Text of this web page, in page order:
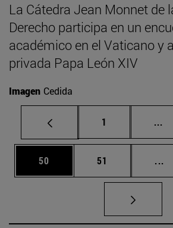
La Cátedra Jean Monnet de
Derecho participa en un
académico en el Vaticano y
privada Papa León XIV
Imagen Cedida
Página
1 ...
Página
50 Página
51 ...